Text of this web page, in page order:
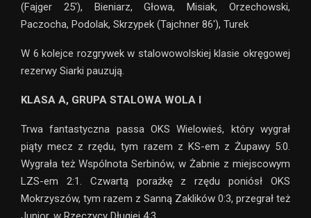
(Fajger 25′), Bieniarz, Głowa, Misiak, Orzechowski,
Paczocha, Podolak, Skrzypek (Tajchner 86′), Turek
W 6 kolejce rozgrywek w stalowowolskiej klasie okręgowej
rezerwy Siarki pauzują.
KLASA A, GRUPA STALOWA WOLA I
Trwa fantastyczna passa OKS Wielowieś, który wygrał
piąty mecz z rzędu, tym razem z KS-em z Żupawy 5:0.
Wygrała też Wspólnota Serbinów, w Żabnie z miejscowym
LZS-em 2:1. Czwartą porażkę z rzędu poniósł OKS
Mokrzyszów, tym razem z Sanną Zaklików 0:3, przegrał też